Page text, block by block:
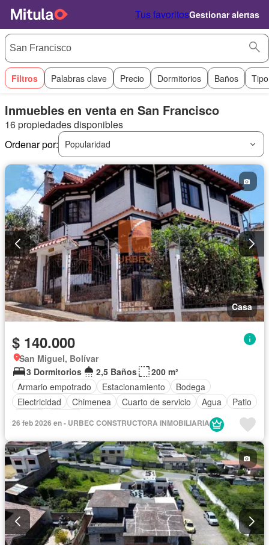
Tus favoritosGestionar alertas
Filtros Palabras clave Precio Dormitorios Baños
Inmuebles en venta en San Francisco
16 propiedades disponibles
Ordenar por:
Popularidad
Casa
$ 140.000
San Miguel, Bolívar
3 Dormitorios
2,5 Baños
200 m²
Armario empotrado
Estacionamiento
Bodega
Electricidad
Chimenea Cuarto de servicio Agua
Patio
26 feb 2026 en - URBEC CONSTRUCTORA INMOBILIARIA